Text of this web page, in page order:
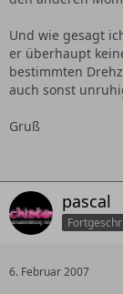
Und wie gesagt
er überhaupt
bestimmten
auch sonst
Gruß
pascal
6. Februar 2007